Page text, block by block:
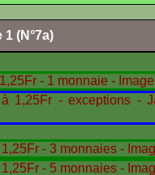
(N°7a)